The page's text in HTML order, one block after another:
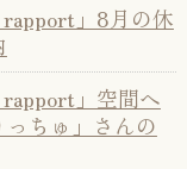
」8月の休
」空間へ
ちゅ」さんの